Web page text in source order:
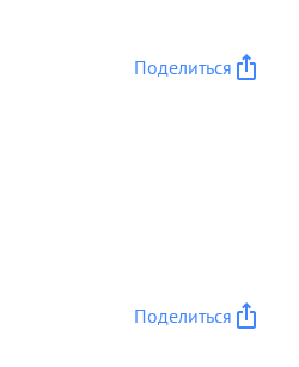
Поделиться
Поделиться